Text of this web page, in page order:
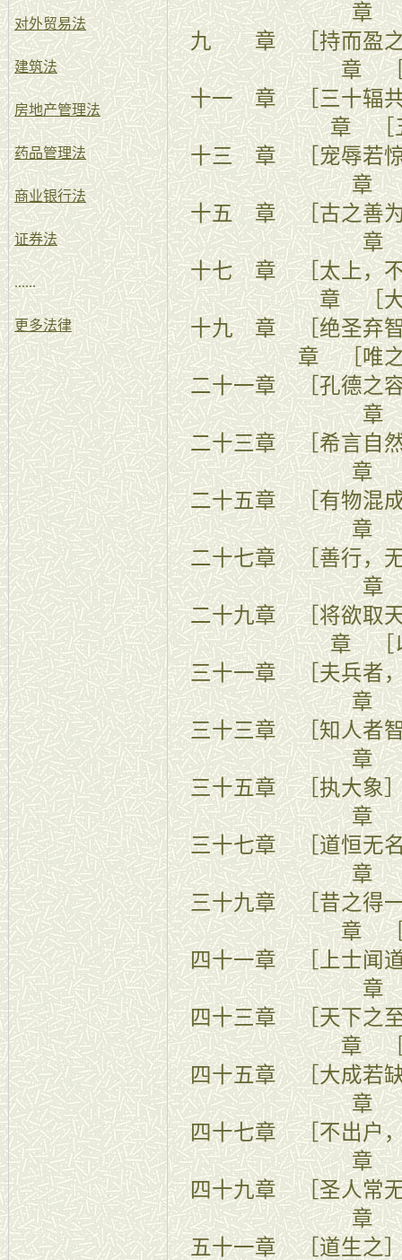
对外贸易法
建筑法
房地产管理法
药品管理法
商业银行法
证券法
......
更多法律
章
九 章 ［
章 ［
十一 章 ［三
章 ［
十三 章 ［
章
十五 章 ［古
章
十七 章 ［太
章 ［大
十九 章 ［
章 ［唯
二十一章 ［
章
二十三章 ［
章
二十五章 ［
章
二十七章 ［善
章
二十九章 ［将
章 ［
三十一章 ［夫
章
三十三章 ［
章
三十五章
章
三十七章 ［道恒无
章
三十九章 ［
章 ［
四十一章 ［
章
四十三章 ［
章 ［
四十五章 ［
章
四十七章 ［不
章
四十九章 ［
章
五十一章